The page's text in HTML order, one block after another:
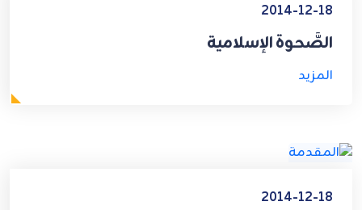
2014-12-18
الصَّحوة الإسلامية
المزيد
2014-12-18